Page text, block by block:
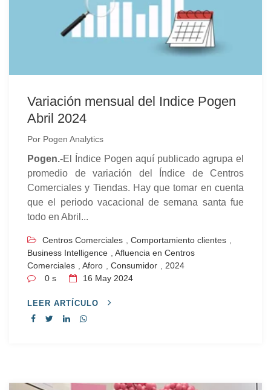
Variación mensual del Indice Pogen
Abril 2024
Por Pogen Analytics
Pogen.-El Índice Pogen aquí publicado agrupa el
promedio de variación del Índice de Centros
Comerciales y Tiendas. Hay que tomar en cuenta
que el periodo vacacional de semana santa fue
todo en Abril...
Centros Comerciales Comportamiento clientes
Business Intelligence
Afluencia en Centros
Comerciales
Aforo Consumidor
2024
0 s
16 May 2024
LEER ARTÍCULO